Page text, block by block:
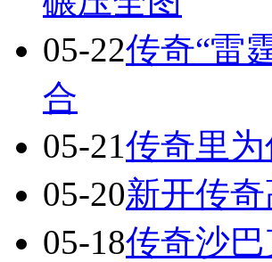
05-22传奇“雷
合
05-21传奇里
05-20新开传
05-18传奇沙